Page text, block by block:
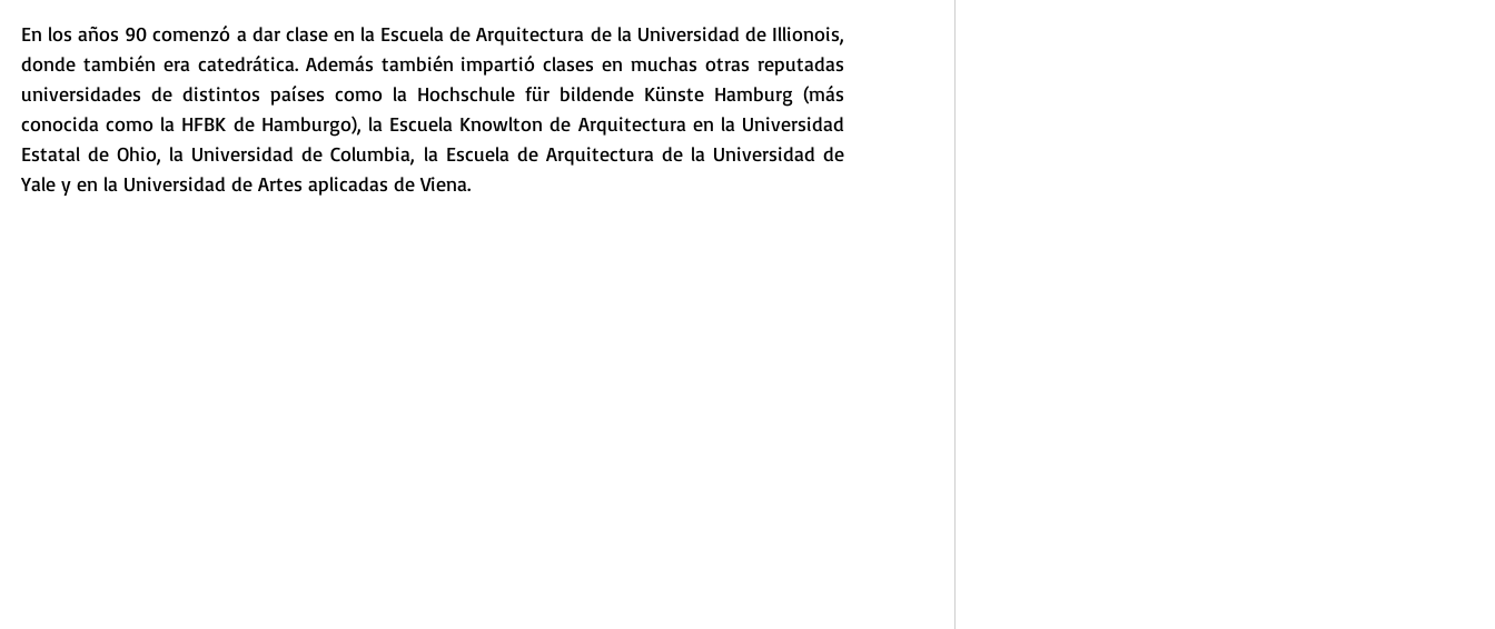
En los años 90 comenzó a dar clase en la Escuela de Arquitectura de la Universidad de Illionois,
donde también era catedrática. Además también impartió clases en muchas otras reputadas
universidades de distintos países como la Hochschule für bildende Künste Hamburg (más
conocida como la HFBK de Hamburgo), la Escuela Knowlton de Arquitectura en la Universidad
Estatal de Ohio, la Universidad de Columbia, la Escuela de Arquitectura de la Universidad de
Yale y en la Universidad de Artes aplicadas de Viena.